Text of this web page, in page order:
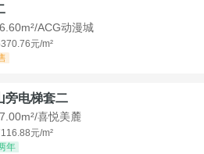
ACG动漫城
元/m²
旁电梯套二
喜悦美麓
元/m²
年